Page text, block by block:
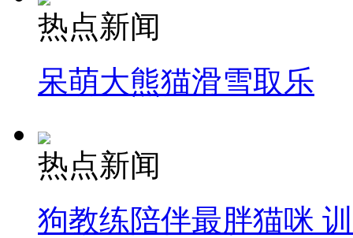
热点新闻
呆萌大熊猫滑雪取乐
热点新闻
狗教练陪伴最胖猫咪